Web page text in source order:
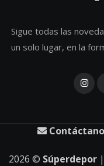
Sigue todas las
un solo lugar, en la
2026 © Súperdepor